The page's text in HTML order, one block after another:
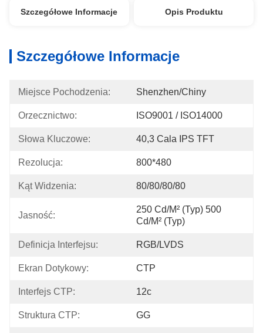
Szczegółowe Informacje Opis Produktu
Szczegółowe Informacje
Miejsce Pochodzenia: Shenzhen/Chiny
Orzecznictwo: ISO9001 / ISO14000
Słowa Kluczowe: 40,3 Cala IPS TFT
Rezolucja: 800*480
Kąt Widzenia: 80/80/80/80
Jasność:
250 Cd/m² (typ) 500
Cd/m² (typ)
Definicja Interfejsu: RGB/LVDS
Ekran Dotykowy: CTP
Interfejs CTP: 12c
Struktura CTP: GG